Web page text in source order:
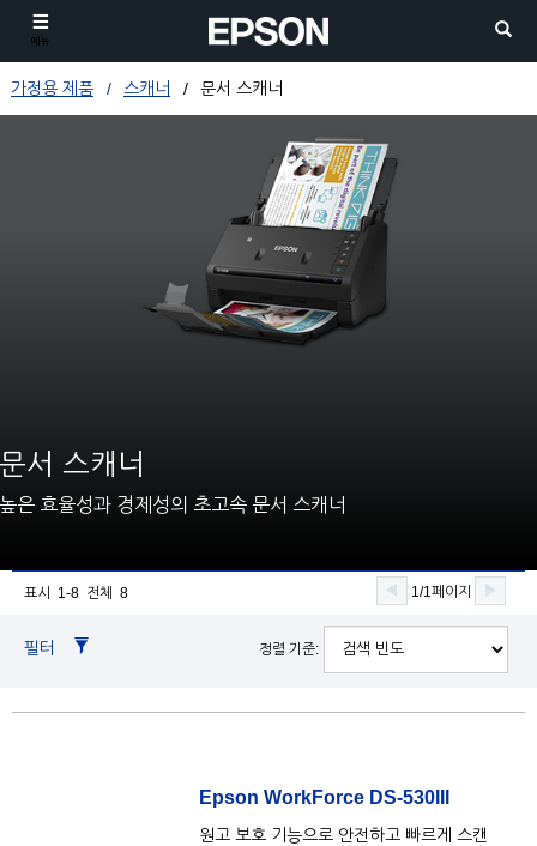
메뉴
가정용 제품 스캐너 문서 스캐너
문서 스캐너
높은 효율성과 경제성의 초고속 문서 스캐너
표시 1-8 전체 8 1/1페이지
필터 정렬 기준:
Epson WorkForce DS-530III
원고 보호 기능으로 안전하고 빠르게 스캔